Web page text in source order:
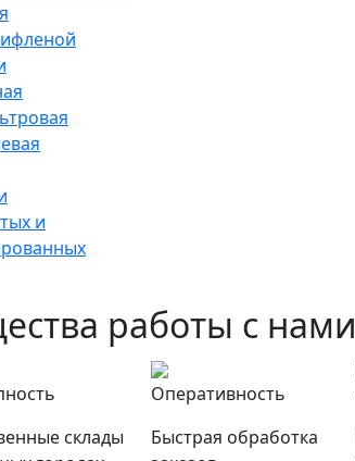
и
работы с нами
склады
Оперативность
Быстрая обработка